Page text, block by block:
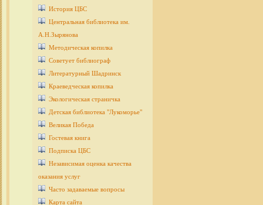
История ЦБС
Центральная библиотека им.
А.Н.Зырянова
Методическая копилка
Советует библиограф
Литературный Шадринск
Краеведческая копилка
Экологическая страничка
Детcкая библиотека "Лукоморье"
Великая Победа
Гостевая книга
Подписка ЦБС
Независимая оценка качества
оказания услуг
Часто задаваемые вопросы
Карта сайта